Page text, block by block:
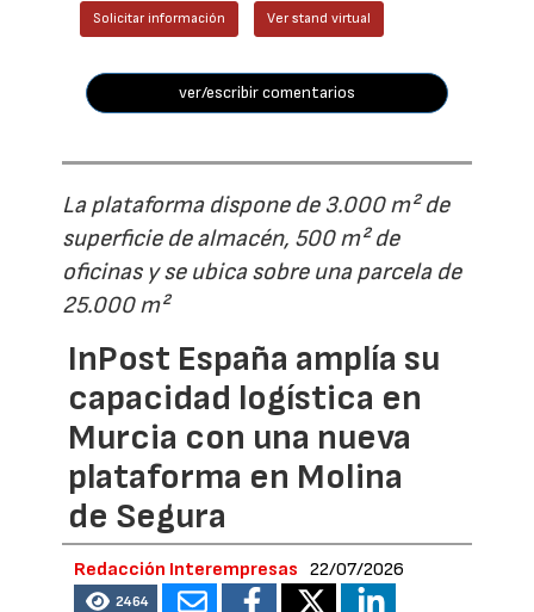
Solicitar información Ver stand virtual
ver/escribir comentarios
La plataforma dispone de 3.000 m² de
superficie de almacén, 500 m² de
oficinas y se ubica sobre una parcela de
25.000 m²
InPost España amplía su
capacidad logística en
Murcia con una nueva
plataforma en Molina
de Segura
Redacción Interempresas 22/07/2026
2464